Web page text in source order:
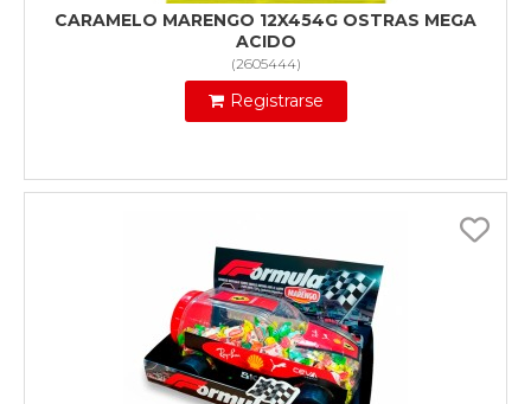
CARAMELO MARENGO 12X454G OSTRAS MEGA
ACIDO
(2605444)
Registrarse